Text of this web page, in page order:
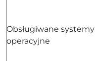
Obsługiwane systemy
operacyjne